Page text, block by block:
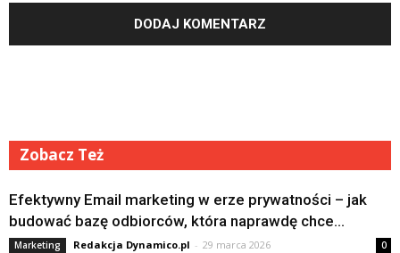
Zobacz Też
Efektywny Email marketing w erze prywatności – jak
budować bazę odbiorców, która naprawdę chce...
Marketing Redakcja Dynamico.pl - 29 marca 2026 0